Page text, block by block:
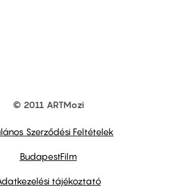
© 2011 ARTMozi
Szerződési Feltételek
BudapestFilm
tájékoztató